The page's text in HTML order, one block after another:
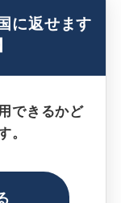
に返せます
できるかど
。